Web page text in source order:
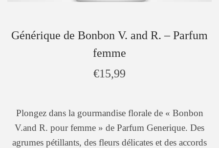
Générique de Bonbon V. and R. – Parfum
femme
€15,99
Plongez dans la gourmandise florale de « Bonbon
V.and R. pour femme » de Parfum Generique. Des
agrumes pétillants, des fleurs délicates et des accords